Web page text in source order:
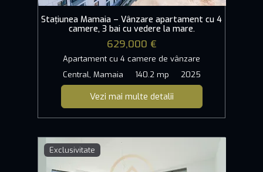
Stațiunea Mamaia – Vânzare apartament cu 4
camere, 3 bai cu vedere la mare.
629,000 €
Apartament cu 4 camere de vânzare
Central, Mamaia
140.2 mp 2025
Vezi mai multe detalii
Exclusivitate